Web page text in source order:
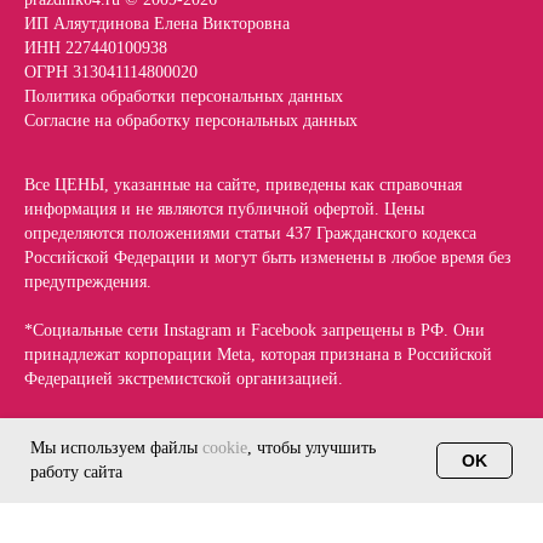
ИП Аляутдинова Елена Викторовна
ИНН 227440100938
ОГРН 313041114800020
Политика обработки персональных данных
Согласие на обработку персональных данных
Все ЦЕНЫ, указанные на сайте, приведены как справочная
информация и не являются публичной офертой. Цены
определяются положениями статьи 437 Гражданского кодекса
Российской Федерации и могут быть изменены в любое время без
предупреждения.
*Социальные сети Instagram и Facebook запрещены в РФ. Они
принадлежат корпорации Meta, которая признана в Российской
Федерацией экстремистской организацией.
Разработка сайта — Стандарт Маркетинг
Мы используем файлы cookie, чтобы улучшить
работу сайта
OK